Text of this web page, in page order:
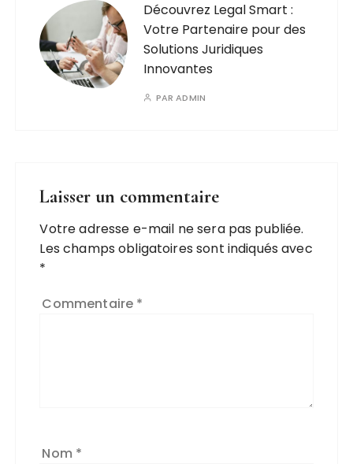
Découvrez Legal Smart :
Votre Partenaire pour des
Solutions Juridiques
Innovantes
PARADMIN
Laisser un commentaire
Votre adresse e-mail ne sera pas publiée.
Les champs obligatoires sont indiqués avec
*
Commentaire *
Nom *
A
l
t
r